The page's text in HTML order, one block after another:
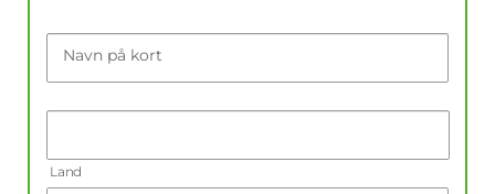
Navn på kort
Land